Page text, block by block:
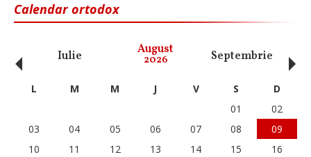
Calendar ortodox
Iulie August
2026 Septembrie
‹ L M M J V S
D
01
02
03
04 05 06 07 08
09
10
11 12 13 14 15
16